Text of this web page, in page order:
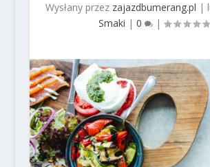
Wysłany przez zajazdbumerang.pl |
Smaki |0 |